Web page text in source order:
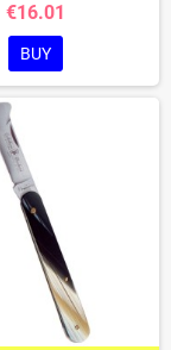
€16.01
BUY